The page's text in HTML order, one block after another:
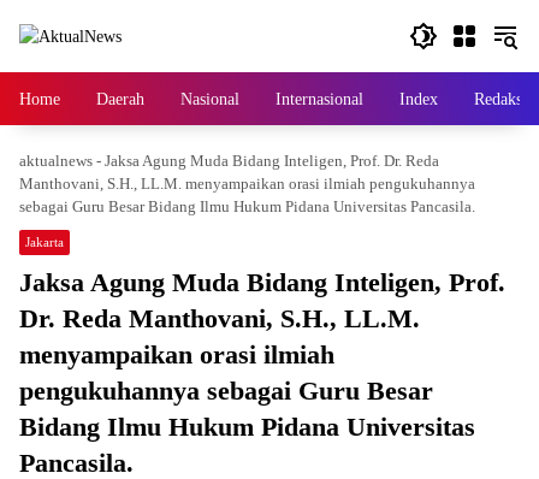
Home Daerah Nasional Internasional Index Redaksi
aktualnews - Jaksa Agung Muda Bidang Inteligen, Prof. Dr. Reda
Manthovani, S.H., LL.M. menyampaikan orasi ilmiah pengukuhannya
sebagai Guru Besar Bidang Ilmu Hukum Pidana Universitas Pancasila.
Jakarta
Jaksa Agung Muda Bidang Inteligen, Prof.
Dr. Reda Manthovani, S.H., LL.M.
menyampaikan orasi ilmiah
pengukuhannya sebagai Guru Besar
Bidang Ilmu Hukum Pidana Universitas
Pancasila.